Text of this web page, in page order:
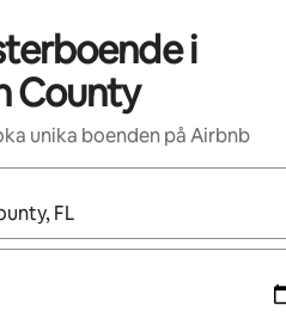
i
County
unika boenden på Airbnb
är tillgängliga kan du navigera